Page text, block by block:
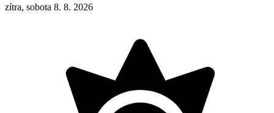
zítra, sobota 8. 8. 2026